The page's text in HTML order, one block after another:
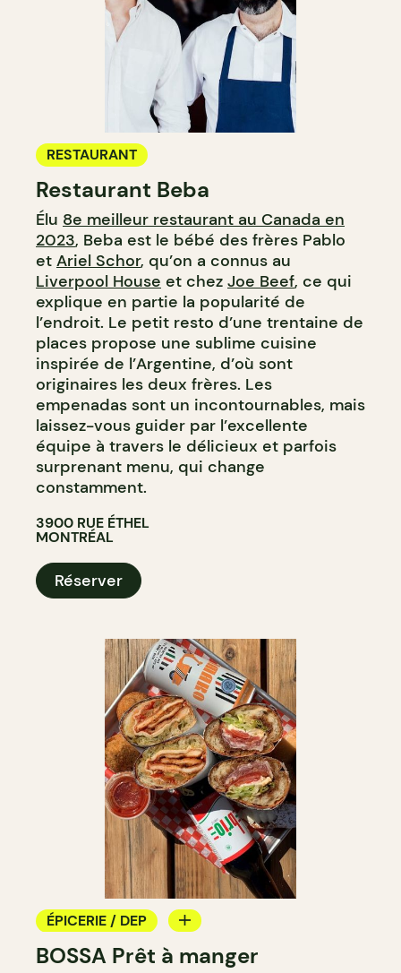
RESTAURANT
Restaurant Beba
Élu 8e meilleur restaurant au Canada en
2023, Beba est le bébé des frères Pablo
et Ariel Schor, qu’on a connus au
Liverpool House et chez Joe Beef, ce qui
explique en partie la popularité de
l’endroit. Le petit resto d’une trentaine de
places propose une sublime cuisine
inspirée de l’Argentine, d’où sont
originaires les deux frères. Les
empenadas sont un incontournables, mais
laissez-vous guider par l’excellente
équipe à travers le délicieux et parfois
surprenant menu, qui change
constamment.
3900 RUE ÉTHEL
MONTRÉAL
Réserver
ÉPICERIE / DEP
COMPTOIR
BOSSA Prêt à manger